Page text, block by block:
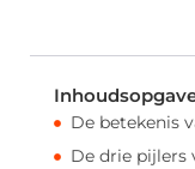
De betekenis
De drie pijlers